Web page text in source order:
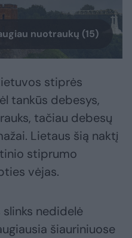
nuotraukų (15)
stiprės
tankūs debesys,
tačiau debesų
Lietaus šią naktį
stiprumo
vėjas.
nedidelė
šiauriniuose